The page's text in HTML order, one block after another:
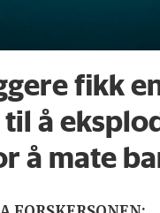
fikk
å
å mate